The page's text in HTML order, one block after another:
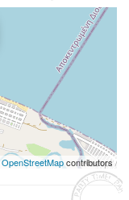
OpenStreetMapcontributors